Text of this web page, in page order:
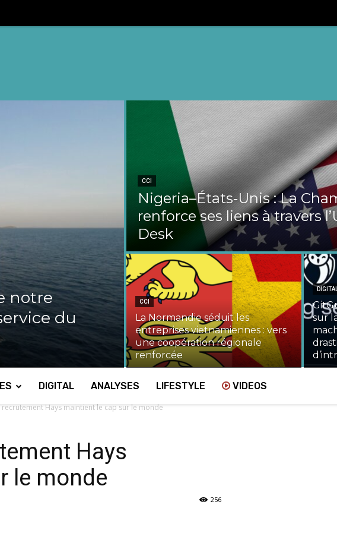
notre
du
CCI
Nigeria–États‑Unis : La
renforce ses liens à travers
Desk
CCI
La Normandie séduit les
entreprises vietnamiennes : vers
une coopération régionale
renforcée
DIGITAL
sur
DIGITAL ANALYSES LIFESTYLE VIDEOS
recrutement Hays maintient le cap sur le monde
Hays
le monde
256